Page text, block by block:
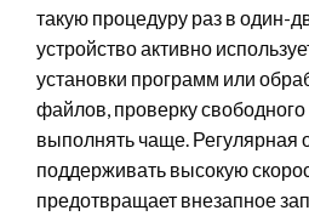
такую процедуру раз в один-
устройство активно
установки программ или
файлов, проверку свободного
выполнять чаще. Регулярная
поддерживать высокую
предотвращает внезапное